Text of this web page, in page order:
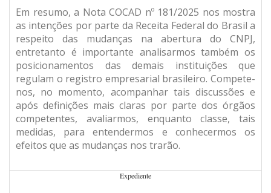
Em resumo, a Nota COCAD nº 181/2025 nos mostra
as intenções por parte da Receita Federal do Brasil a
respeito das mudanças na abertura do CNPJ,
entretanto é importante analisarmos também os
posicionamentos das demais instituições que
regulam o registro empresarial brasileiro. Compete-
nos, no momento, acompanhar tais discussões e
após definições mais claras por parte dos órgãos
competentes, avaliarmos, enquanto classe, tais
medidas, para entendermos e conhecermos os
efeitos que as mudanças nos trarão.
Expediente